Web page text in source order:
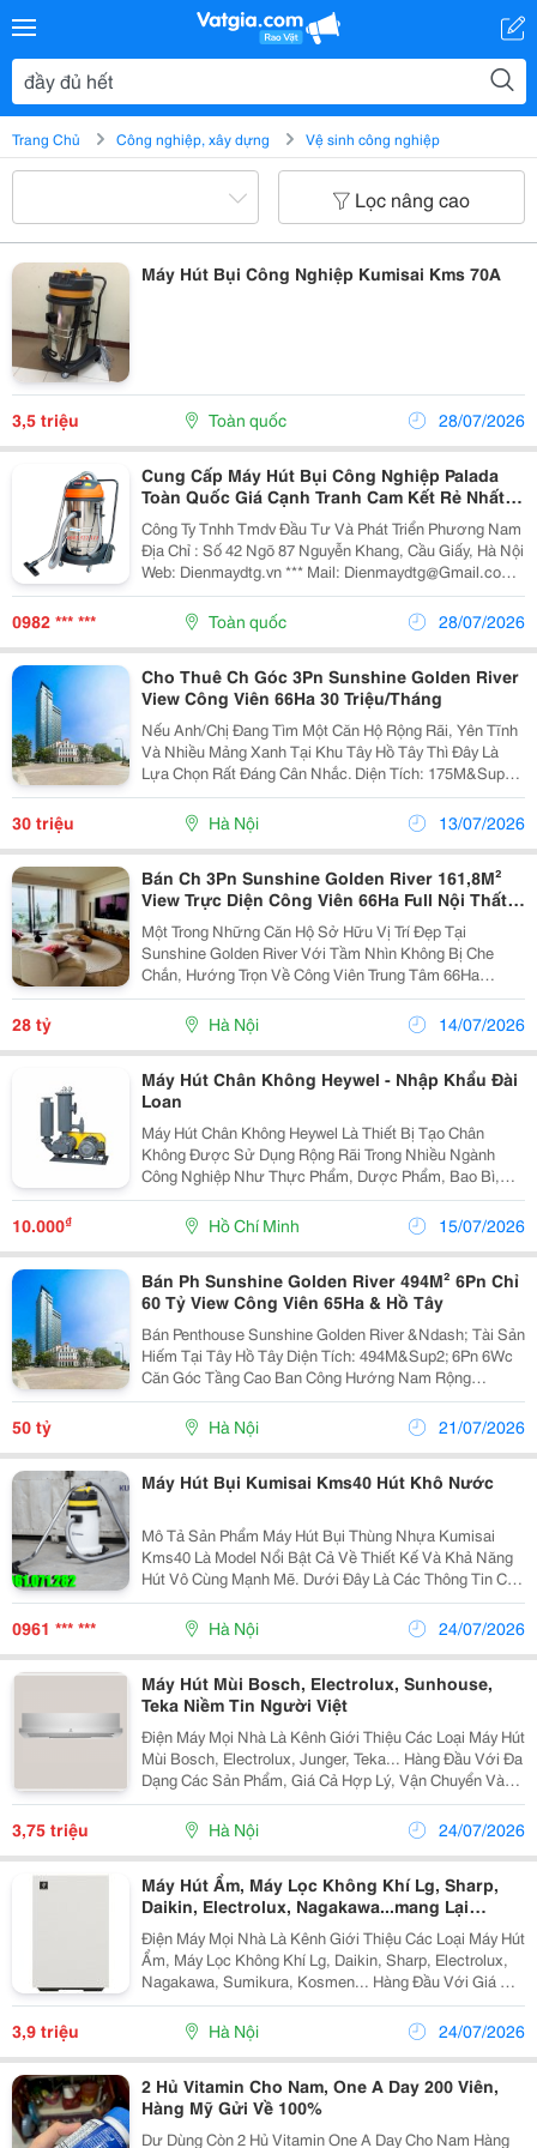
Trang Chủ Công nghiệp, xây dựng Vệ sinh công nghiệp
Lọc nâng cao
Máy Hút Bụi Công Nghiệp Kumisai Kms 70A
3,5 triệu Toàn quốc 28/07/2026
Cung Cấp Máy Hút Bụi Công Nghiệp Palada
Toàn Quốc Giá Cạnh Tranh Cam Kết Rẻ Nhất
Thị Trường!!!
Công Ty Tnhh Tmdv Đầu Tư Và Phát Triển Phương Nam
Địa Chỉ : Số 42 Ngõ 87 Nguyễn Khang, Cầu Giấy, Hà Nội
Web: Dienmaydtg.vn *** Mail: Dienmaydtg@Gmail.com
Điện Thoại Tư Vấn 24/24 : 0982.522.311 &Ndash;
0983.662.162 Giao Hàng Miễn Phí Nội...
0982 *** *** Toàn quốc 28/07/2026
Cho Thuê Ch Góc 3Pn Sunshine Golden River
View Công Viên 66Ha 30 Triệu/Tháng
Nếu Anh/Chị Đang Tìm Một Căn Hộ Rộng Rãi, Yên Tĩnh
Và Nhiều Mảng Xanh Tại Khu Tây Hồ Tây Thì Đây Là
Lựa Chọn Rất Đáng Cân Nhắc. Diện Tích: 175M&Sup2;
Thiết Kế: 3 Phòng Ngủ &Ndash; Căn Góc Tầng Cao Ban
Công Rộng, Đón Gió Tự Nhiên, Tầm Nhìn Trực...
30 triệu Hà Nội 13/07/2026
Bán Ch 3Pn Sunshine Golden River 161,8M²
View Trực Diện Công Viên 66Ha Full Nội Thất
Cao Cấp 28 Tỷ
Một Trong Những Căn Hộ Sở Hữu Vị Trí Đẹp Tại
Sunshine Golden River Với Tầm Nhìn Không Bị Che
Chắn, Hướng Trọn Về Công Viên Trung Tâm 66Ha
&Ndash; Không Gian Xanh Hiếm Có Tại Tây Hồ Tây.
Thông Tin Căn Hộ: Diện Tích: 161,8M&Sup2; Thiết Kế: 3
Phòng...
28 tỷ Hà Nội 14/07/2026
Máy Hút Chân Không Heywel - Nhập Khẩu Đài
Loan
Máy Hút Chân Không Heywel Là Thiết Bị Tạo Chân
Không Được Sử Dụng Rộng Rãi Trong Nhiều Ngành
Công Nghiệp Như Thực Phẩm, Dược Phẩm, Bao Bì,
Điện Tử, Nhựa Và Cơ Khí. Sản Phẩm Được Đánh Giá
Cao Nhờ Khả Năng Vận Hành Ổn Định, Hiệu Suất Hút
Mạnh Và Độ Bền...
10.000₫ Hồ Chí Minh 15/07/2026
Bán Ph Sunshine Golden River 494M² 6Pn Chỉ
60 Tỷ View Công Viên 65Ha & Hồ Tây
Bán Penthouse Sunshine Golden River &Ndash; Tài Sản
Hiếm Tại Tây Hồ Tây Diện Tích: 494M&Sup2; 6Pn 6Wc
Căn Góc Tầng Cao Ban Công Hướng Nam Rộng
81,9M&Sup2; View Hồ Tây + Công Viên Ciputra 65Ha
Nhà Thô Giá Bán: 60...
50 tỷ Hà Nội 21/07/2026
Máy Hút Bụi Kumisai Kms40 Hút Khô Nước
Mô Tả Sản Phẩm Máy Hút Bụi Thùng Nhựa Kumisai
Kms40 Là Model Nổi Bật Cả Về Thiết Kế Và Khả Năng
Hút Vô Cùng Mạnh Mẽ. Dưới Đây Là Các Thông Tin Chi
Tiết Về Sản Phẩm Mà Bạn Có Thể Tham Khảo Khi Muốn
Đầu Tư! Máy Hút Bụi Thùng Nhựa Kumisai Kms40...
0961 *** *** Hà Nội 24/07/2026
Máy Hút Mùi Bosch, Electrolux, Sunhouse,
Teka Niềm Tin Người Việt
Điện Máy Mọi Nhà Là Kênh Giới Thiệu Các Loại Máy Hút
Mùi Bosch, Electrolux, Junger, Teka... Hàng Đầu Với Đa
Dạng Các Sản Phẩm, Giá Cả Hợp Lý, Vận Chuyển Và
Lắp Đặt Nhanh Chóng Mang Đến Cho Khách Hàng Sự
Tiên Lợi Nhất. Máy Hút Mùi Âm Tủ Bosch...
3,75 triệu Hà Nội 24/07/2026
Máy Hút Ẩm, Máy Lọc Không Khí Lg, Sharp,
Daikin, Electrolux, Nagakawa...mang Lại
Không Khí An Lành Cho Gia Đình
Điện Máy Mọi Nhà Là Kênh Giới Thiệu Các Loại Máy Hút
Ẩm, Máy Lọc Không Khí Lg, Daikin, Sharp, Electrolux,
Nagakawa, Sumikura, Kosmen... Hàng Đầu Với Giá Cả
Hợp Lý, Vận Chuyển Và Lắp Đặt Nhanh Chóng Mang
Đến Cho Khách Hàng Sự Tiên Lợi Nhất. Máy...
3,9 triệu Hà Nội 24/07/2026
2 Hủ Vitamin Cho Nam, One A Day 200 Viên,
Hàng Mỹ Gửi Về 100%
Dư Dùng Còn 2 Hủ Vitamin One A Day Cho Nam Hàng